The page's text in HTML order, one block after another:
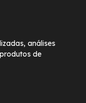
análises
de